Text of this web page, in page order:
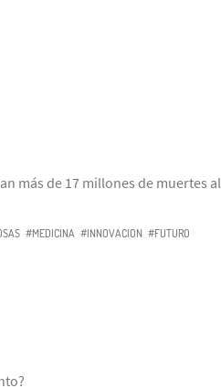
más de 17 millones de muertes al
#MEDICINA #INNOVACION #FUTURO